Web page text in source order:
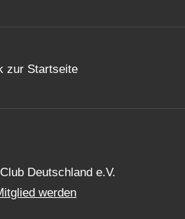
zur Startseite
Deutschland e.V.
werden